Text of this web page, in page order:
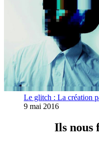
Le glitch : La création
9 mai 2016
Ils nous